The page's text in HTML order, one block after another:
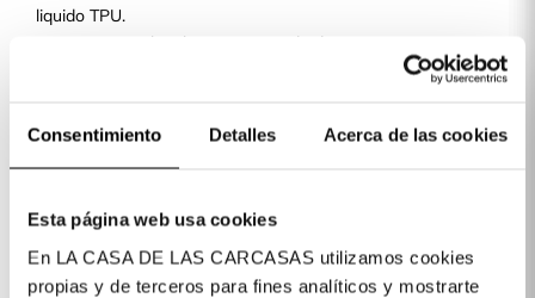
Consentimiento Detalles Acerca de las cookies
Esta página web usa cookies
En LA CASA DE LAS CARCASAS utilizamos cookies
propias y de terceros para fines analíticos y mostrarte
liquido TPU.
Design sottile e leggero, in modo da non aggiungere
l'accesso a tutti i pulsanti e alle porte del dispositivo.
Disponiamo di cover per oltre 400 modelli di telefoni cellulari
Dettagli del prodotto